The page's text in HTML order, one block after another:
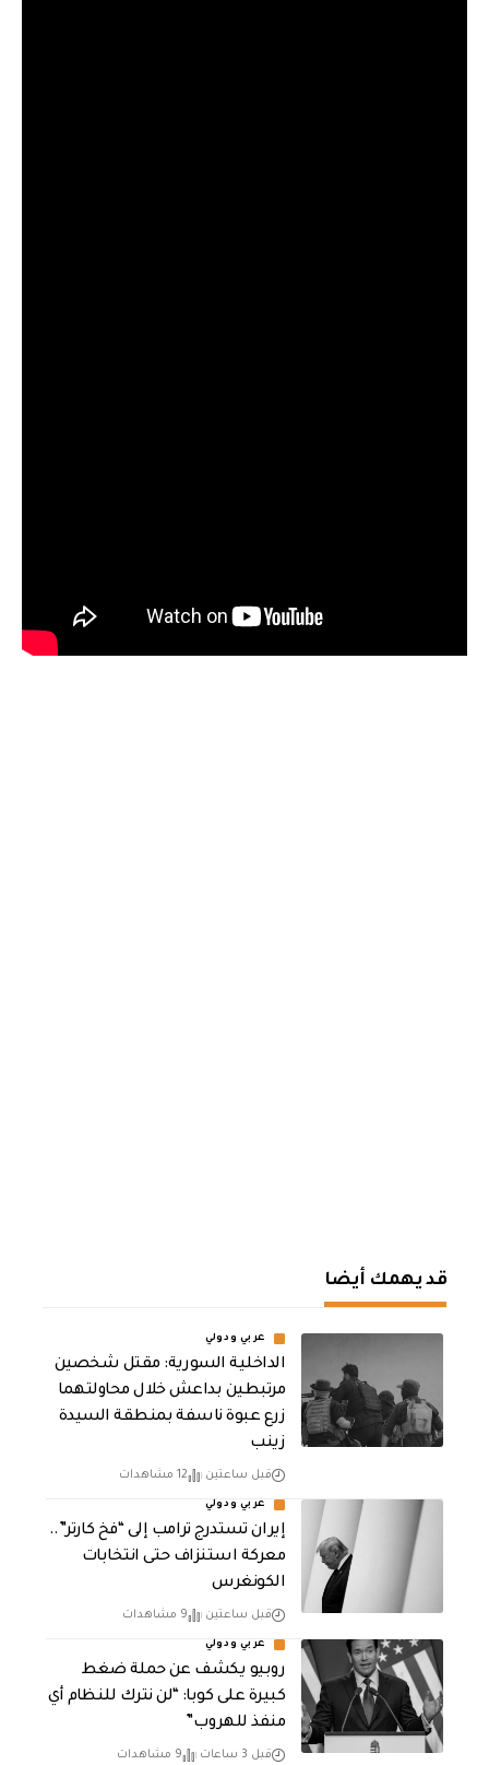
قد يهمك أيضا
عربي ودولي
الداخلية السورية: مقتل شخصين
مرتبطين بداعش خلال محاولتهما
زرع عبوة ناسفة بمنطقة السيدة
زينب
قبل ساعتين 12 مشاهدات
عربي ودولي
إيران تستدرج ترامب إلى “فخ كارتر”..
معركة استنزاف حتى انتخابات
الكونغرس
قبل ساعتين 9 مشاهدات
عربي ودولي
روبيو يكشف عن حملة ضغط
كبيرة على كوبا: “لن نترك للنظام أي
منفذ للهروب”
قبل 3 ساعات 9 مشاهدات